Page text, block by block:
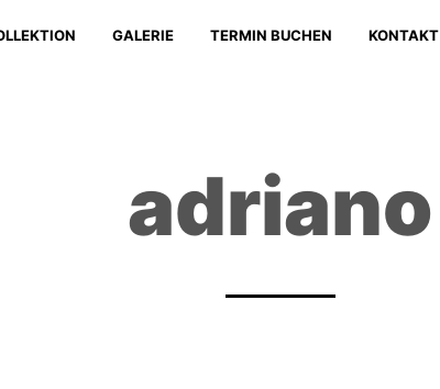
GALERIE TERMIN BUCHEN KONTAKT
adriano